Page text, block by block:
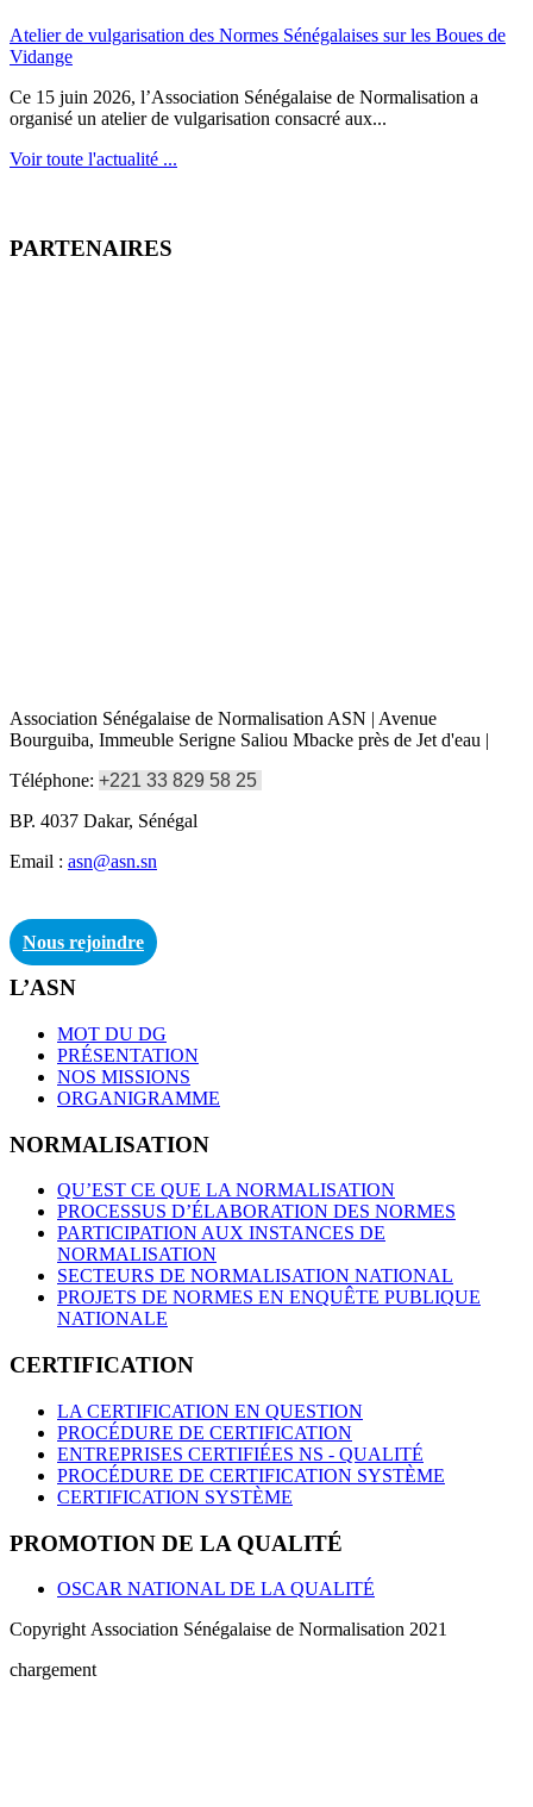
Atelier de vulgarisation des Normes Sénégalaises sur les Boues de
Vidange
Ce 15 juin 2026, l’Association Sénégalaise de Normalisation a
organisé un atelier de vulgarisation consacré aux...
Voir toute l'actualité ...
PARTENAIRES
Association Sénégalaise de Normalisation ASN | Avenue
Bourguiba, Immeuble Serigne Saliou Mbacke près de Jet d'eau |
Téléphone: +221 33 829 58 25
BP. 4037 Dakar, Sénégal
Email : asn@asn.sn
Nous rejoindre
L’ASN
MOT DU DG
PRÉSENTATION
NOS MISSIONS
ORGANIGRAMME
NORMALISATION
QU’EST CE QUE LA NORMALISATION
PROCESSUS D’ÉLABORATION DES NORMES
PARTICIPATION AUX INSTANCES DE
NORMALISATION
SECTEURS DE NORMALISATION NATIONAL
PROJETS DE NORMES EN ENQUÊTE PUBLIQUE
NATIONALE
CERTIFICATION
LA CERTIFICATION EN QUESTION
PROCÉDURE DE CERTIFICATION
ENTREPRISES CERTIFIÉES NS - QUALITÉ
PROCÉDURE DE CERTIFICATION SYSTÈME
CERTIFICATION SYSTÈME
PROMOTION DE LA QUALITÉ
OSCAR NATIONAL DE LA QUALITÉ
Copyright Association Sénégalaise de Normalisation 2021
chargement